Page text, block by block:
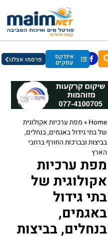
אינדקס
עסקים פרסמו אצלנו
Home
» מפת ערכיות אקולוגית
של בתי גידול באגמים, בנחלים,
בביצות ובברכות החורף ברחבי
הארץ
מפת ערכיות
אקולוגית של
בתי גידול
באגמים,
בנחלים, בביצות